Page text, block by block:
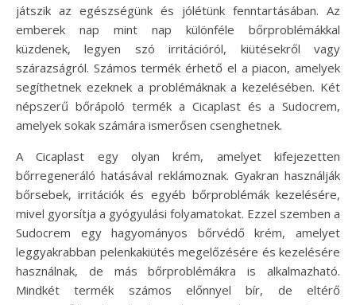
játszik az egészségünk és jólétünk fenntartásában. Az
emberek nap mint nap különféle bőrproblémákkal
küzdenek, legyen szó irritációról, kiütésekről vagy
szárazságról. Számos termék érhető el a piacon, amelyek
segíthetnek ezeknek a problémáknak a kezelésében. Két
népszerű bőrápoló termék a Cicaplast és a Sudocrem,
amelyek sokak számára ismerősen csenghetnek.
A Cicaplast egy olyan krém, amelyet kifejezetten
bőrregeneráló hatásával reklámoznak. Gyakran használják
bőrsebek, irritációk és egyéb bőrproblémák kezelésére,
mivel gyorsítja a gyógyulási folyamatokat. Ezzel szemben a
Sudocrem egy hagyományos bőrvédő krém, amelyet
leggyakrabban pelenkakiütés megelőzésére és kezelésére
használnak, de más bőrproblémákra is alkalmazható.
Mindkét termék számos előnnyel bír, de eltérő